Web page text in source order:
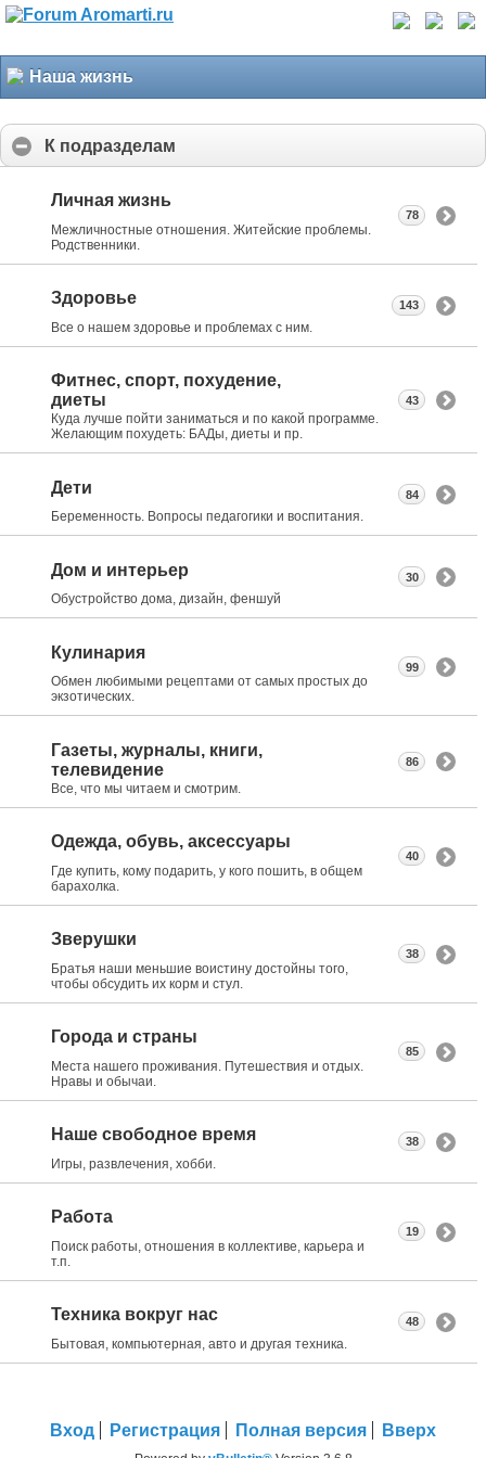
Наша жизнь
К подразделам
Личная жизнь
Межличностные отношения. Житейские проблемы.
Родственники.
78
Здоровье
Все о нашем здоровье и проблемах с ним.
143
Фитнес, спорт, похудение,
диеты
Куда лучше пойти заниматься и по какой программе.
Желающим похудеть: БАДы, диеты и пр.
43
Дети
Беременность. Вопросы педагогики и воспитания.
84
Дом и интерьер
Обустройство дома, дизайн, феншуй
30
Кулинария
Обмен любимыми рецептами от самых простых до
экзотических.
99
Газеты, журналы, книги,
телевидение
Все, что мы читаем и смотрим.
86
Одежда, обувь, аксессуары
Где купить, кому подарить, у кого пошить, в общем
барахолка.
40
Зверушки
Братья наши меньшие воистину достойны того,
чтобы обсудить их корм и стул.
38
Города и страны
Места нашего проживания. Путешествия и отдых.
Нравы и обычаи.
85
Наше свободное время
Игры, развлечения, хобби.
38
Работа
Поиск работы, отношения в коллективе, карьера и
т.п.
19
Техника вокруг нас
Бытовая, компьютерная, авто и другая техника.
48
Вход Регистрация Полная версия Вверх